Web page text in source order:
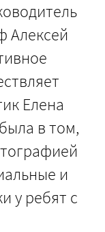
Алексей
Елена
в том,
и
у ребят с